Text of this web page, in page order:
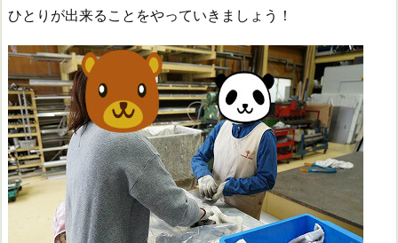
ひとりが出来ることをやっていきましょう！